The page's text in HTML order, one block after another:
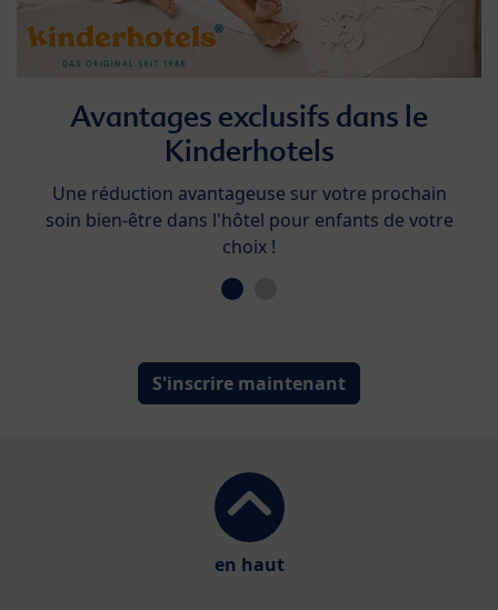
Avantages exclusifs dans le
Kinderhotels
Une réduction avantageuse sur votre prochain
soin bien-être dans l'hôtel pour enfants de votre
choix !
S'inscrire maintenant
en haut